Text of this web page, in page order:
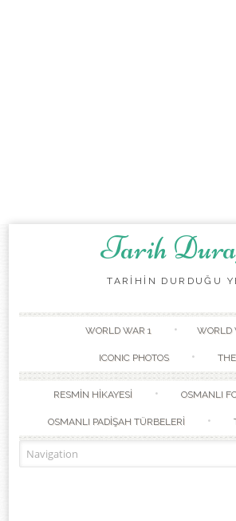
Tarih
TARİHİN DURDUĞU
WORLD WAR 1 WORLD
ICONIC PHOTOS
RESMİN HİKAYESİ OSMANLI
OSMANLI PADİŞAH TÜRBELERİ